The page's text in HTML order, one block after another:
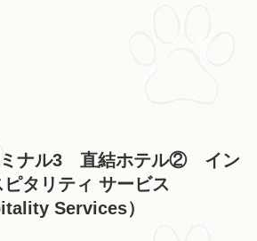
ミナル3 直結ホテル② イン
タリティ サービス
Services）